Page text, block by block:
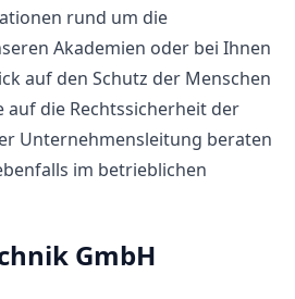
rund um die
Akademien oder bei Ihnen
auf den Schutz der Menschen
die Rechtssicherheit der
Unternehmensleitung beraten
im betrieblichen
GmbH